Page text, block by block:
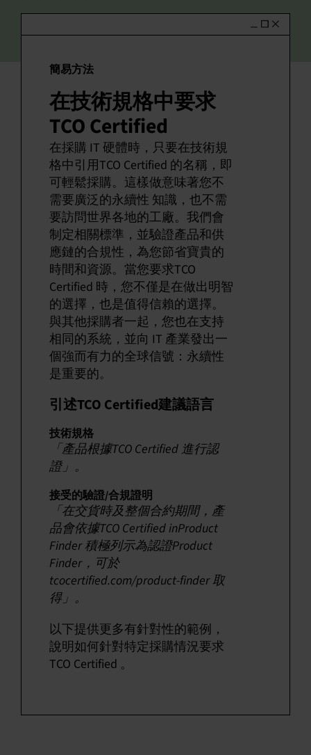
簡易方法
在技術規格中要求
TCO Certified
在採購 IT 硬體時，只要在技術規
格中引用TCO Certified 的名稱，即
可輕鬆採購。這樣做意味著您不
需要廣泛的永續性 知識，也不需
要訪問世界各地的工廠。我們會
制定相關標準，並驗證產品和供
應鏈的合規性，為您節省寶貴的
時間和資源。當您要求TCO
Certified 時，您不僅是在做出明智
的選擇，也是值得信賴的選擇。
與其他採購者一起，您也在支持
相同的系統，並向 IT 產業發出一
個強而有力的全球信號：永續性
是重要的。
引述TCO Certified建議語言
技術規格
「產品根據TCO Certified 進行認
證」。
接受的驗證/合規證明
「在交貨時及整個合約期間，產
品會依據TCO Certified inProduct
Finder 積極列示為認證Product
Finder，可於
tcocertified.com/product-finder 取
得」。
以下提供更多有針對性的範例，
說明如何針對特定採購情況要求
TCO Certified 。